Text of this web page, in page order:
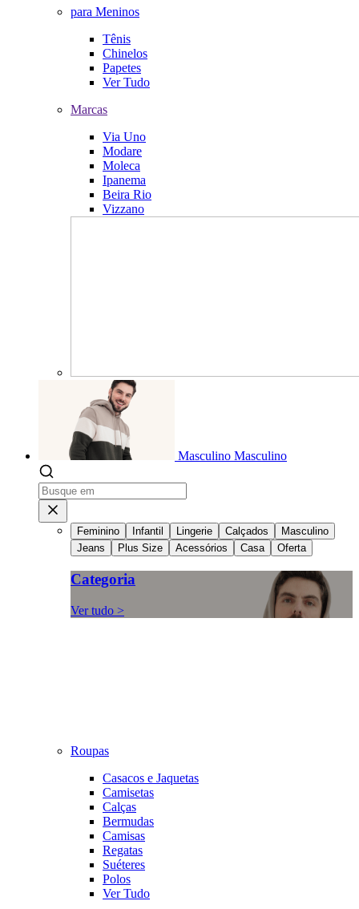
para Meninos
Tênis
Chinelos
Papetes
Ver Tudo
Marcas
Via Uno
Modare
Moleca
Ipanema
Beira Rio
Vizzano
Masculino Masculino
Feminino Infantil Lingerie Calçados
Masculino
Jeans
Plus Size Acessórios Casa Oferta
Categoria
Ver tudo >
Roupas
Casacos e Jaquetas
Camisetas
Calças
Bermudas
Camisas
Regatas
Suéteres
Polos
Ver Tudo